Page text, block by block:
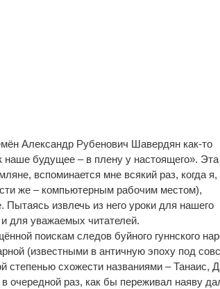
Александр Рубенович Шавердян как-то
будущее – в плену у настоящего». Эта
вспоминается мне всякий раз, когда
же – компьютерным рабочим местом),
извлечь из него уроки для нашего
для уважаемых читателей.
поискам следов буйного гуннского
(известными в античную эпоху под
степенью схожести названиями – Танаис,
очередной раз, как бы переживал наяву